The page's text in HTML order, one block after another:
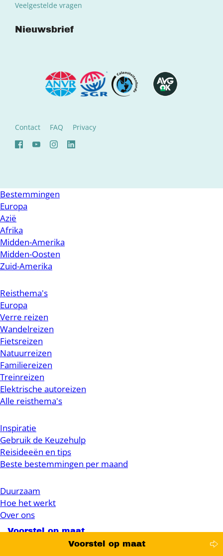
Voorstel op maat
Veelgestelde vragen
Nieuwsbrief
Contact FAQ Privacy
Bestemmingen
Europa
Azië
Afrika
Midden-Amerika
Midden-Oosten
Zuid-Amerika
Reisthema's
Europa
Verre reizen
Wandelreizen
Fietsreizen
Natuurreizen
Familiereizen
Treinreizen
Elektrische autoreizen
Alle reisthema's
Inspiratie
Gebruik de Keuzehulp
Reisideeën en tips
Beste bestemmingen per maand
Duurzaam
Hoe het werkt
Over ons
Voorstel op maat